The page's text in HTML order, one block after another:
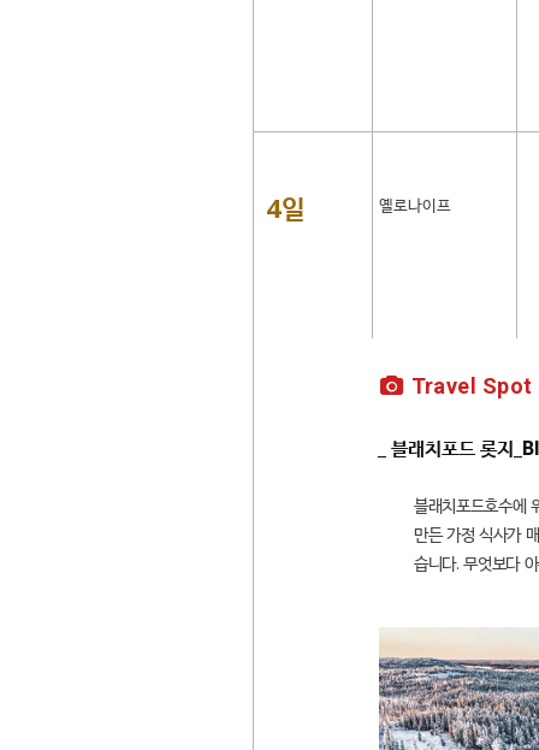
4일 옐로나이프
Travel Spot
_ 블래치포드 롯
블래치포드호수에
만든 가정 식사가
습니다. 무엇보다